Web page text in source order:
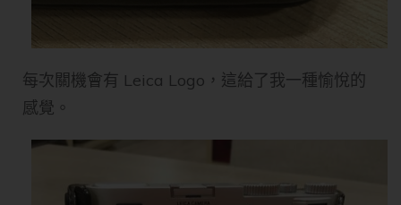
每次關機會有 Leica Logo，這給了我一種愉悅的
感覺。